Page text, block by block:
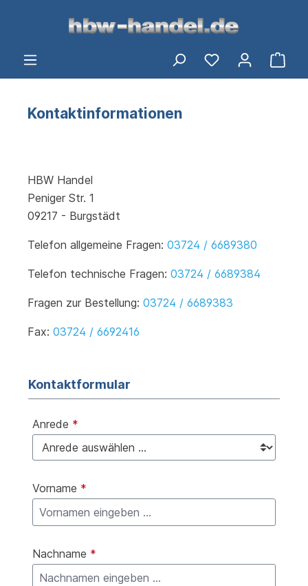
springen
Du hast 0
Kontaktinformationen
HBW Handel
Peniger Str. 1
09217 - Burgstädt
Telefon allgemeine Fragen: 03724 / 6689380
Telefon technische Fragen: 03724 / 6689384
Fragen zur Bestellung: 03724 / 6689383
Fax: 03724 / 6692416
Kontaktformular
Anrede *
Vorname *
Nachname *